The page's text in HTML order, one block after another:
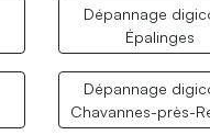
Dépannage
Épalinges
Dépannage
Chavannes-près-